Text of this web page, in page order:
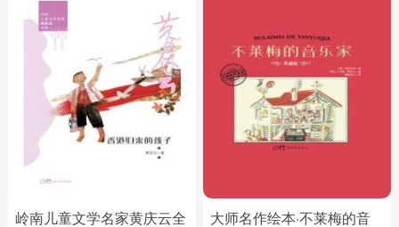
岭南儿童文学名家黄庆云全
大师名作绘本·不莱梅的音